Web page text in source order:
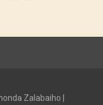
Zalabaiho |